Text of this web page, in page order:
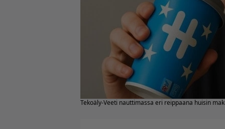
Tekoäly-Veeti nauttimassa eri reippaana huisin